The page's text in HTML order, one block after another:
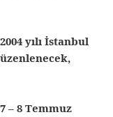
yılı İstanbul
– 8 Temmuz